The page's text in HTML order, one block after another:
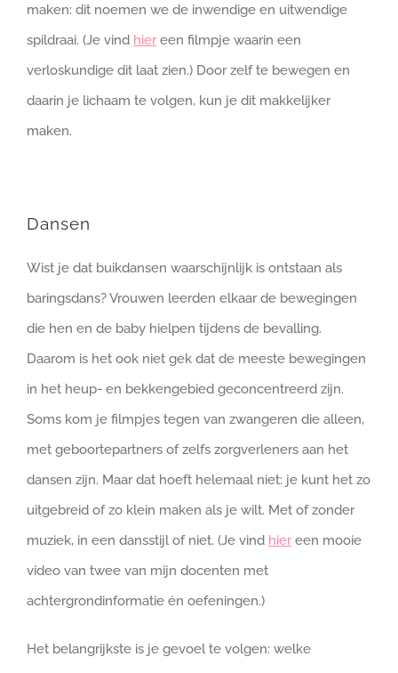
maken: dit noemen we de inwendige en uitwendige
spildraai. (Je vind hiereen filmpje waarin een
verloskundige dit laat zien.) Door zelf te bewegen en
daarin je lichaam te volgen, kun je dit makkelijker
maken.
Dansen
Wist je dat buikdansen waarschijnlijk is ontstaan als
baringsdans? Vrouwen leerden elkaar de bewegingen
die hen en de baby hielpen tijdens de bevalling.
Daarom is het ook niet gek dat de meeste bewegingen
in het heup- en bekkengebied geconcentreerd zijn.
Soms kom je filmpjes tegen van zwangeren die alleen,
met geboortepartners of zelfs zorgverleners aan het
dansen zijn. Maar dat hoeft helemaal niet: je kunt het zo
uitgebreid of zo klein maken als je wilt. Met of zonder
muziek, in een dansstijl of niet. (Je vind hiereen mooie
video van twee van mijn docenten met
achtergrondinformatie én oefeningen.)
Het belangrijkste is je gevoel te volgen: welke